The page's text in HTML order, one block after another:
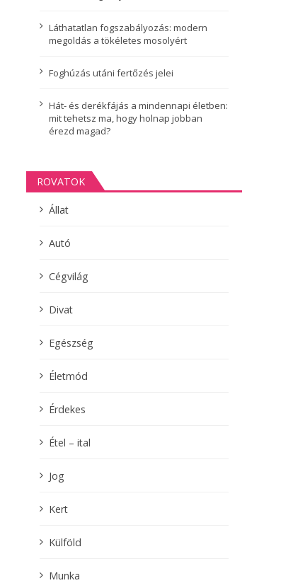
Láthatatlan fogszabályozás: modern
megoldás a tökéletes mosolyért
Foghúzás utáni fertőzés jelei
Hát- és derékfájás a mindennapi életben:
mit tehetsz ma, hogy holnap jobban
érezd magad?
ROVATOK
Állat
Autó
Cégvilág
Divat
Egészség
Életmód
Érdekes
Étel – ital
Jog
Kert
Külföld
Munka